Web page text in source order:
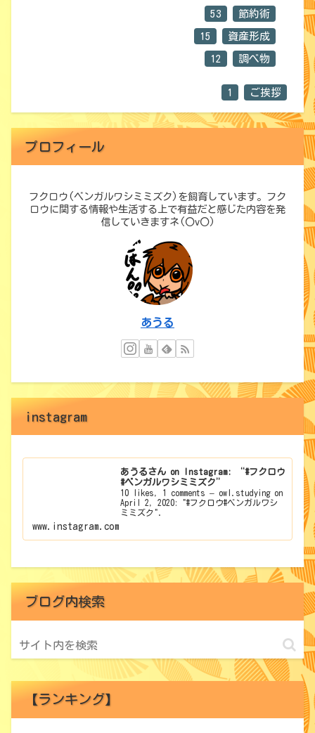
節約術
53
資産形成
15
調べ物
12
ご挨拶
1
プロフィール
フクロウ(ベンガルワシミミズク)を飼育しています。フク
ロウに関する情報や生活する上で有益だと感じた内容を発
信していきますネ(〇v〇)
あうる
instagram
あうるさん on Instagram: “#フクロウ
#ベンガルワシミミズク”
10 likes, 1 comments – owl.studying on
April 2, 2020: "#フクロウ#ベンガルワシ
ミミズク".
www.instagram.com
ブログ内検索
【ランキング】